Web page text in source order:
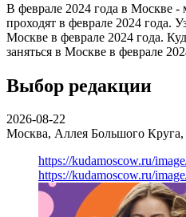
В феврале 2024 года в Москве -
проходят в феврале 2024 года.
Москве в феврале 2024 года.
заняться в Москве в феврале
Выбор редакции
2026-08-22
Москва, Аллея Большого Круга,
https://kudamoscow.ru/
https://kudamoscow.ru/